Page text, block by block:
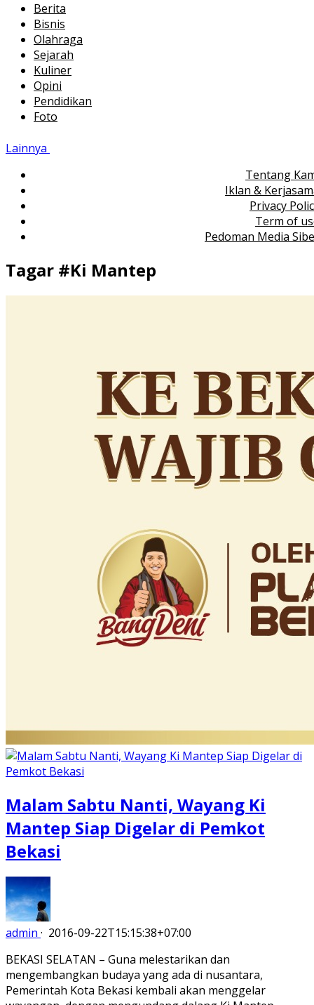
Berita
Bisnis
Olahraga
Sejarah
Kuliner
Opini
Pendidikan
Foto
Lainnya
Tentang
Iklan &
Privacy
Term of
Pedoman Media
Tagar #Ki Mantep
Malam Sabtu Nanti, Wayang Ki
Mantep Siap Digelar di Pemkot
Bekasi
admin · 2016-09-22T15:15:38+07:00
BEKASI SELATAN – Guna melestarikan dan
mengembangkan budaya yang ada di nusantara,
Pemerintah Kota Bekasi kembali akan menggelar